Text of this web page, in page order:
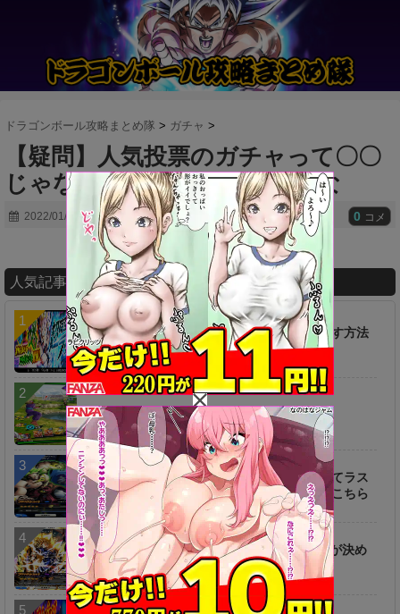
ドラゴンボール攻略まとめ隊 > ガチャ >
【疑問】人気投票のガチャって〇〇
じゃないと回らなさそうだよな
2022/01/29 0 コメ
人気記事ランキング
【疑問】超時空ラッシュは一つ前からやり直す方法
は無いのか…？
【不満】CPUクソ過ぎワロタｗｗｗｗｗｗ
【話題】旧ブロリーはそのキャラ性も相まってラス
ボス候補もありえそう⇒これに対する反応がこちら
【話題】ベジットは現状PvP最強だとは思うが決め
手に欠ける気がする⇒〇〇と比べるとなあｗ